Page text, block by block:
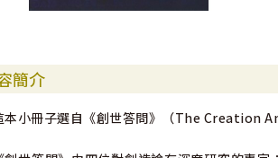
簡介
本小冊子選自《創世答問》（The Creation